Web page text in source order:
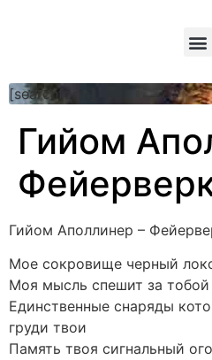
[searchform]
Гийом
Гийом Аполлинер –
Мое сокровище черный
Моя мысль спешит за
Единственные снаряды
груди твои
Память твоя сигнальный